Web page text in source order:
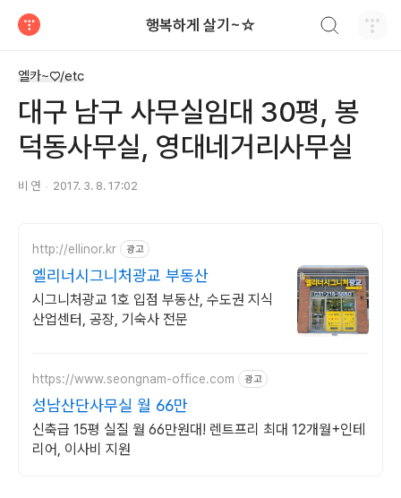
행복하게 살기~☆
엘카~♡/etc
대구 남구 사무실임대 30평, 봉
덕동사무실, 영대네거리사무실
비 연 2017. 3. 8. 17:02
http://ellinor.kr 광고
엘리너시그니처광교 부동산
시그니처광교 1호 입점 부동산, 수도권 지식
산업센터, 공장, 기숙사 전문
https://www.seongnam-office.com 광고
성남산단사무실 월 66만
신축급 15평 실질 월 66만원대! 렌트프리 최대 12개월+인테
리어, 이사비 지원